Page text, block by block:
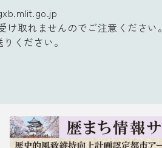
取れませんのでご注意ください。
ください。